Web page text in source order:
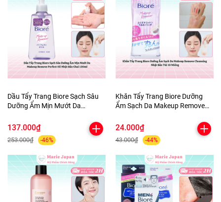
Dầu Tẩy Trang Biore Sạch Sâu
Dưỡng Ẩm Mịn Mướt Da
Nhật Bản Chai 150ml
137.000₫
253.000₫ -46%
Khăn Tẩy Trang Biore Dưỡng
Ẩm Sạch Da Makeup Remove
Miếng
24.000₫
43.000₫ -44%